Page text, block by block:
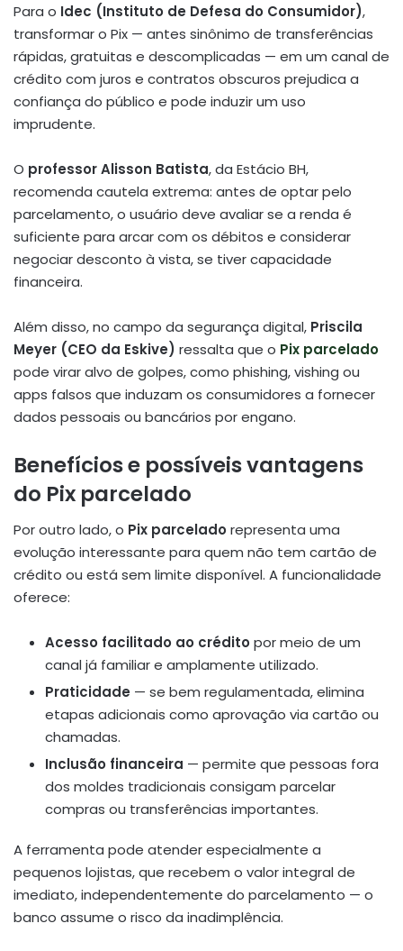
Para o Idec (Instituto de Defesa do Consumidor),
transformar o Pix — antes sinônimo de transferências
rápidas, gratuitas e descomplicadas — em um canal de
crédito com juros e contratos obscuros prejudica a
confiança do público e pode induzir um uso
imprudente.
O professor Alisson Batista, da Estácio BH,
recomenda cautela extrema: antes de optar pelo
parcelamento, o usuário deve avaliar se a renda é
suficiente para arcar com os débitos e considerar
negociar desconto à vista, se tiver capacidade
financeira.
Além disso, no campo da segurança digital, Priscila
Meyer (CEO da Eskive) ressalta que o Pix parcelado
pode virar alvo de golpes, como phishing, vishing ou
apps falsos que induzam os consumidores a fornecer
dados pessoais ou bancários por engano.
Benefícios e possíveis vantagens
do Pix parcelado
Por outro lado, o Pix parcelado representa uma
evolução interessante para quem não tem cartão de
crédito ou está sem limite disponível. A funcionalidade
oferece:
Acesso facilitado ao crédito por meio de um
canal já familiar e amplamente utilizado.
Praticidade — se bem regulamentada, elimina
etapas adicionais como aprovação via cartão ou
chamadas.
Inclusão financeira — permite que pessoas fora
dos moldes tradicionais consigam parcelar
compras ou transferências importantes.
A ferramenta pode atender especialmente a
pequenos lojistas, que recebem o valor integral de
imediato, independentemente do parcelamento — o
banco assume o risco da inadimplência.